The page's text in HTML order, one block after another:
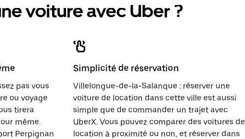
voiture avec Uber ?
pas vous
ou voyage
tirera
même.
Perpignan
Simplicité de réservation
Villelongue-de-la-Salanque : réserver une
voiture de location dans cette ville est aussi
simple que de commander un trajet avec
UberX. Vous pouvez comparer des voitures de
location à proximité ou non, et réserver dans